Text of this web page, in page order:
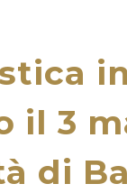
in
il 3
di